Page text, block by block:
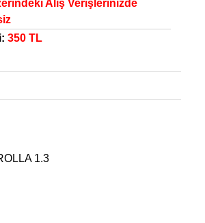
Alış Verişlerinizde
350 TL
1.3